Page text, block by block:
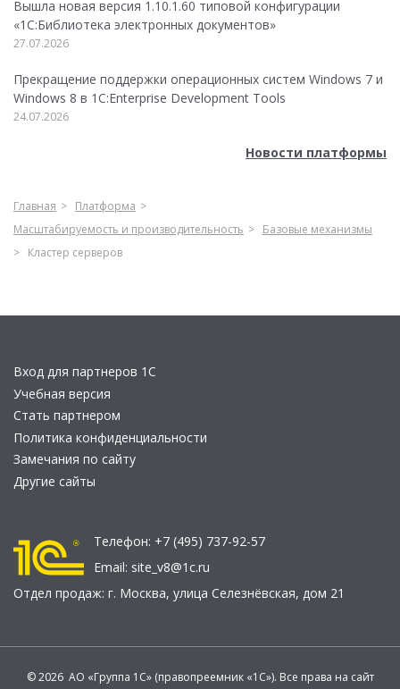
Вышла новая версия 1.10.1.60 типовой конфигурации
«1С:Библиотека электронных документов»
27.07.2026
Прекращение поддержки операционных систем Windows 7 и
Windows 8 в 1C:Enterprise Development Tools
24.07.2026
Новости платформы
Главная
Платформа
Масштабируемость и производительность
Базовые механизмы
Кластер серверов
Вход для партнеров 1С
Учебная версия
Стать партнером
Политика конфиденциальности
Замечания по сайту
Другие сайты
Телефон: +7 (495) 737-92-57
Email: site_v8@1c.ru
Отдел продаж: г. Москва, улица Селезнёвская, дом 21
© 2026 АО «Группа 1С» (правопреемник «1С»). Все права на сайт